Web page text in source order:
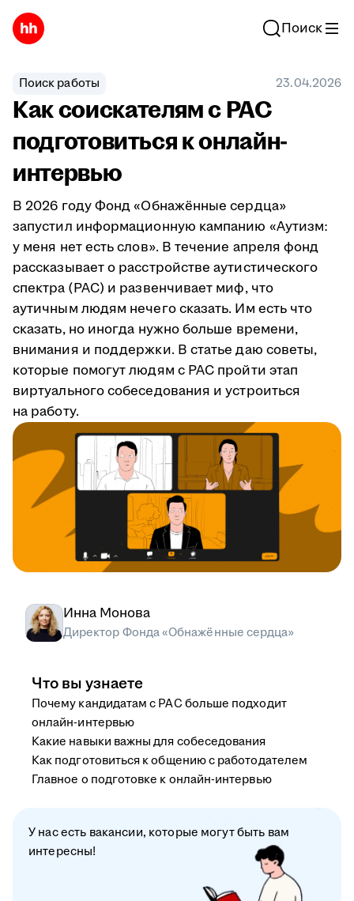
Поиск
Поиск работы 23.04.2026
Как соискателям с РАС
подготовиться к онлайн-
интервью
В 2026 году Фонд «Обнажённые сердца»
запустил информационную кампанию «Аутизм:
у меня нет есть слов». В течение апреля фонд
рассказывает о расстройстве аутистического
спектра (РАС) и развенчивает миф, что
аутичным людям нечего сказать. Им есть что
сказать, но иногда нужно больше времени,
внимания и поддержки. В статье даю советы,
которые помогут людям с РАС пройти этап
виртуального собеседования и устроиться
на работу.
Инна Монова
Директор Фонда «Обнажённые сердца»
Что вы узнаете
Почему кандидатам с РАС больше подходит
онлайн-интервью
Какие навыки важны для собеседования
Как подготовиться к общению с работодателем
Главное о подготовке к онлайн-интервью
У нас есть вакансии, которые могут быть вам
интересны!